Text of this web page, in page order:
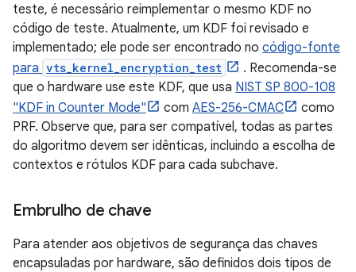
teste, é necessário reimplementar o mesmo KDF no
código de teste. Atualmente, um KDF foi revisado e
implementado; ele pode ser encontrado no código-fonte
para vts_kernel_encryption_test
. Recomenda-se
que o hardware use este KDF, que usa NIST SP 800-108
"KDF in Counter Mode"
com AES-256-CMAC
como
PRF. Observe que, para ser compatível, todas as partes
do algoritmo devem ser idênticas, incluindo a escolha de
contextos e rótulos KDF para cada subchave.
Embrulho de chave
Para atender aos objetivos de segurança das chaves
encapsuladas por hardware, são definidos dois tipos de